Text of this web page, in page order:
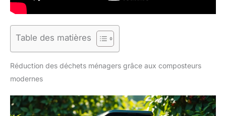
Table des matières
Réduction des déchets ménagers grâce aux composteurs
modernes